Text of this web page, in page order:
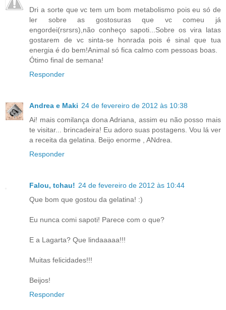
Dri a sorte que vc tem um bom metabolismo pois eu só de
ler sobre as gostosuras que vc comeu já
engordei(rsrsrs),não conheço sapoti...Sobre os vira latas
gostarem de vc sinta-se honrada pois é sinal que tua
energia é do bem!Animal só fica calmo com pessoas boas.
Ótimo final de semana!
Responder
Andrea e Maki 24 de fevereiro de 2012 às 10:38
Ai! mais comilança dona Adriana, assim eu não posso mais
te visitar... brincadeira! Eu adoro suas postagens. Vou lá ver
a receita da gelatina. Beijo enorme , ANdrea.
Responder
Falou, tchau! 24 de fevereiro de 2012 às 10:44
Que bom que gostou da gelatina! :)
Eu nunca comi sapoti! Parece com o que?
E a Lagarta? Que lindaaaaa!!!
Muitas felicidades!!!
Beijos!
Responder